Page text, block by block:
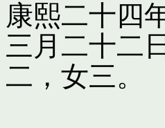
康熙二十四
三月二十二
二，女三。